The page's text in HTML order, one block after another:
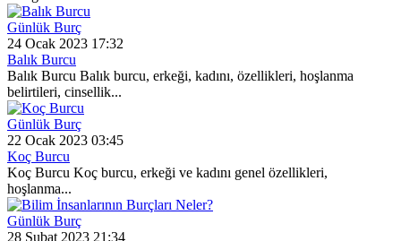
Günlük Burç
24 Ocak 2023 17:32
Balık Burcu
Balık Burcu Balık burcu, erkeği, kadını, özellikleri, hoşlanma
belirtileri, cinsellik...
Günlük Burç
22 Ocak 2023 03:45
Koç Burcu
Koç Burcu Koç burcu, erkeği ve kadını genel özellikleri,
hoşlanma...
Günlük Burç
28 Şubat 2023 21:34